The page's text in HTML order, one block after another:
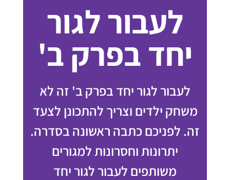
לעבור לגור
יחד בפרק ב'
לעבור לגור יחד בפרק ב' זה לא
משחק ילדים וצריך להתכונן לצעד
זה. לפניכם כתבה ראשונה בסדרה.
יתרונות וחסרונות למגורים
משותפים לעבור לגור יחד